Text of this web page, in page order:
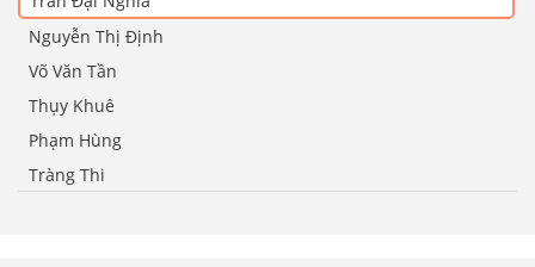
Nguyễn Thị Định
Võ Văn Tần
Thụy Khuê
Phạm Hùng
Tràng Thi